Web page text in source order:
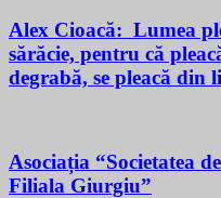
Alex Cioacă: Lumea
sărăcie, pentru că
degrabă, se pleacă din
Asociația “Societatea
Filiala Giurgiu”